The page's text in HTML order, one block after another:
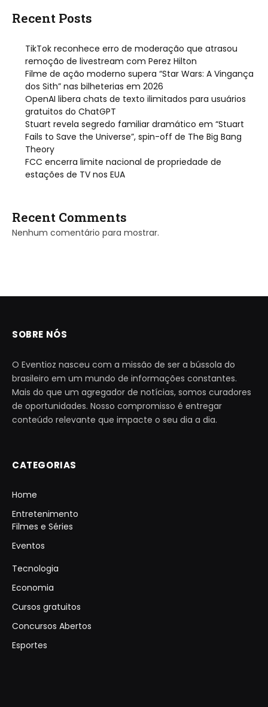
Recent Posts
TikTok reconhece erro de moderação que atrasou
remoção de livestream com Perez Hilton
Filme de ação moderno supera “Star Wars: A Vingança
dos Sith” nas bilheterias em 2026
OpenAI libera chats de texto ilimitados para usuários
gratuitos do ChatGPT
Stuart revela segredo familiar dramático em “Stuart
Fails to Save the Universe”, spin-off de The Big Bang
Theory
FCC encerra limite nacional de propriedade de
estações de TV nos EUA
Recent Comments
Nenhum comentário para mostrar.
SOBRE NÓS
O Eventioz nasceu com a missão de ser a bússola do
brasileiro em um mundo de informações constantes.
Mais do que um agregador de notícias, somos curadores
de oportunidades. Nosso compromisso é entregar
conteúdo relevante que impacte o seu dia a dia.
CATEGORIAS
Home
Entretenimento
Filmes e Séries
Eventos
Tecnologia
Economia
Cursos gratuitos
Concursos Abertos
Esportes